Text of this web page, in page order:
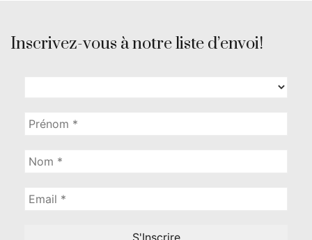
Inscrivez-vous à notre liste d’envoi!